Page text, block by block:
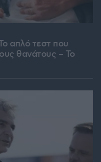
απλό τεστ που
θανάτους – Το